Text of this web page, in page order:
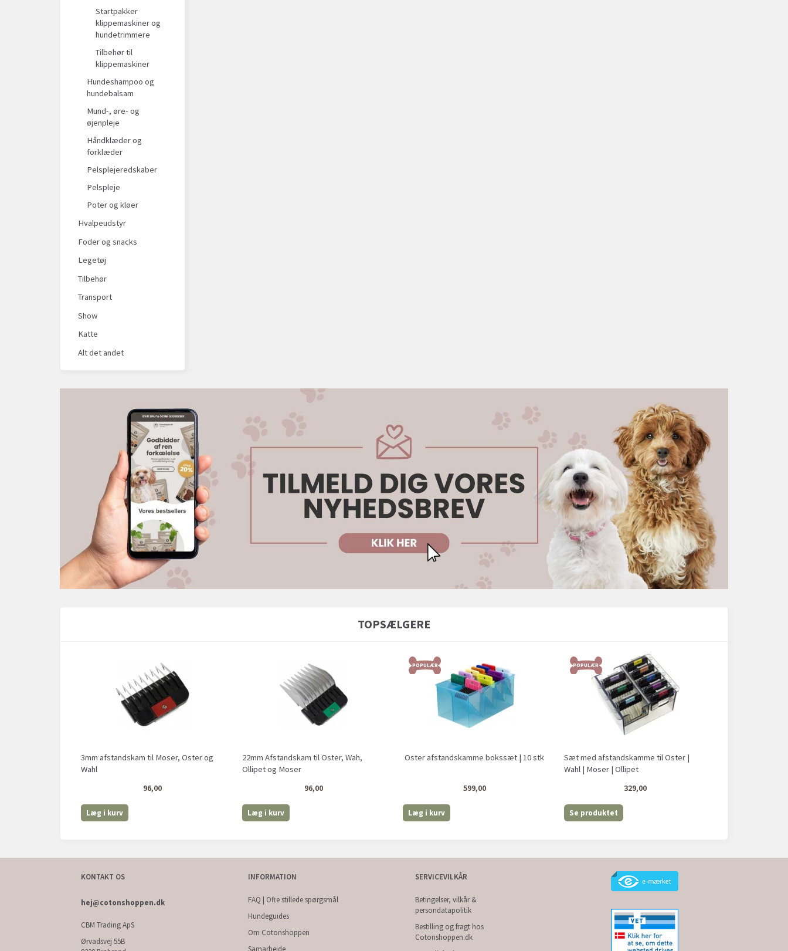
Startpakker
klippemaskiner og
hundetrimmere
Tilbehør til
klippemaskiner
Hundeshampoo og
hundebalsam
Mund-, øre- og
øjenpleje
Håndklæder og
forklæder
Pelsplejeredskaber
Pelspleje
Poter og kløer
Hvalpeudstyr
Foder og snacks
Legetøj
Tilbehør
Transport
Show
Katte
Alt det andet
TOPSÆLGERE
3mm afstandskam til Moser, Oster og
Wahl
96,00
Læg i kurv
22mm Afstandskam til Oster, Wah,
Ollipet og Moser
96,00
Læg i kurv
POPULÆR
Oster afstandskamme bokssæt | 10 stk
599,00
Læg i kurv
POPULÆR
Sæt med afstandskamme til Oster |
Wahl | Moser | Ollipet
329,00
Se produktet
KONTAKT OS
hej@cotonshoppen.dk
CBM Trading ApS
Ørvadsvej 55B
INFORMATION
FAQ | Ofte stillede spørgsmål
Hundeguides
Om Cotonshoppen
Samarbejde
SERVICEVILKÅR
Betingelser, vilkår &
persondatapolitik
Bestilling og fragt hos
Cotonshoppen.dk